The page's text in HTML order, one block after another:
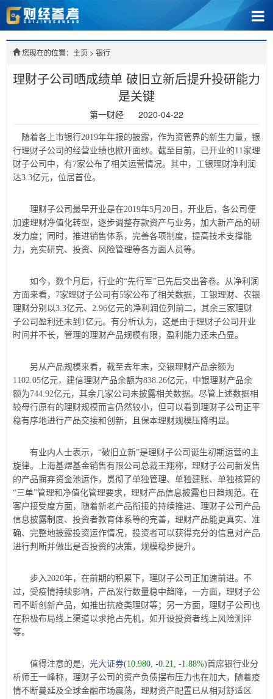
您现在的位置：主页 > 银行
理财子公司晒成绩单 破旧立新后提升投研能力
是关键
第一财经 2020-04-22
随着各上市银行2019年年报的披露，作为资管界的新生力量，银
行理财子公司的经营业绩也掀开面纱。截至目前，已开业的11家理
财子公司中，有7家公布了相关运营情况。其中，工银理财净利润
达3.3亿元，位居首位。
理财子公司最早开业是在2019年5月20日，开业后，各公司便
加速理财净值化转型，逐步调整存款资产与业务，加大新产品的研
发力度；同时，推进销售体系，完善各项制度，提高技术支撑能
力，充实研究、投资、风险管理等各方面人员等。
如今，数个月后，行业的“先行军”已先后交出答卷。从净利润
方面来看，7家理财子公司有5家公布了相关数据，工银理财、农银
理财分别以3.3亿元、2.96亿元的净利润位列前二，其余三家理财
子公司盈利还未到1亿元。有分析认为，这是由于理财子公司开业
时间并不长，管理的理财产品规模有限，盈利能力还未凸显。
另从产品规模来看，截至去年末，交银理财产品余额为
1102.05亿元，建信理财产品余额为838.26亿元，中银理财产品余
额为744.92亿元，其余几家公司未披露相关数据。尽管上述数据相
较母行原有的理财规模而言仍然较小，但可以看到理财子公司正平
稳有序地进行产品交接和创新，且保本理财规模压降明显。
有业内人士表示，“破旧立新”是理财子公司诞生初期运营的主
旋律。上海基煜基金销售有限公司总裁王翔称，理财子公司新发售
的产品摒弃资金池运作，贯彻了单独管理、单独建账、单独核算的
“三单”管理和净值化管理要求，理财产品信息披露也日趋规范。在
客户接受度方面，随着新老产品衔接的持续推进、理财子公司产品
信息披露制度、投资者教育体系等的完善，理财产品能更真实、准
确、完整地披露投资运作情况，投资者可以获得充分的信息对产品
进行判断并做出是否投资的决策，规模稳步提升。
步入2020年，在前期的积累下，理财子公司正加速前进。不
过，受疫情持续影响，产品发行数量稳中趋降，一方面，理财子公
司不断创新产品，如推出抗疫类理财等；另一方面，理财子公司也
在积极布局线上渠道以求抢占先机，如开设投资者线上风险测评
等。
值得注意的是， 光大证券(10.980, -0.21, -1.88%)首席银行业分
析师王一峰称，理财子公司的资产负债摆布压力也在加大，随着疫
情不断蔓延及全球金融市场震荡，理财资产配置已从相对舒适区